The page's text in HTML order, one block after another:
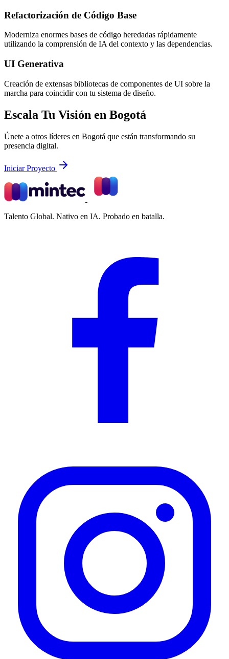
Refactorización de Código Base
Moderniza enormes bases de código heredadas rápidamente
utilizando la comprensión de IA del contexto y las dependencias.
UI Generativa
Creación de extensas bibliotecas de componentes de UI sobre la
marcha para coincidir con tu sistema de diseño.
Escala Tu Visión en Bogotá
Únete a otros líderes en Bogotá que están transformando su
presencia digital.
Iniciar Proyecto
Talento Global. Nativo en IA. Probado en batalla.